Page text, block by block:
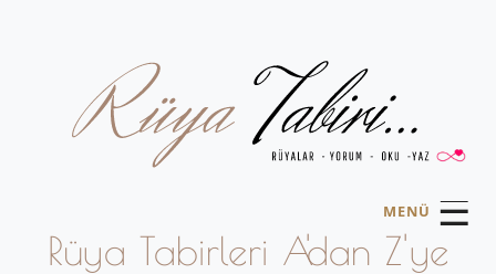
MENÜ ☰
Rüya Tabirleri A'dan Z'ye